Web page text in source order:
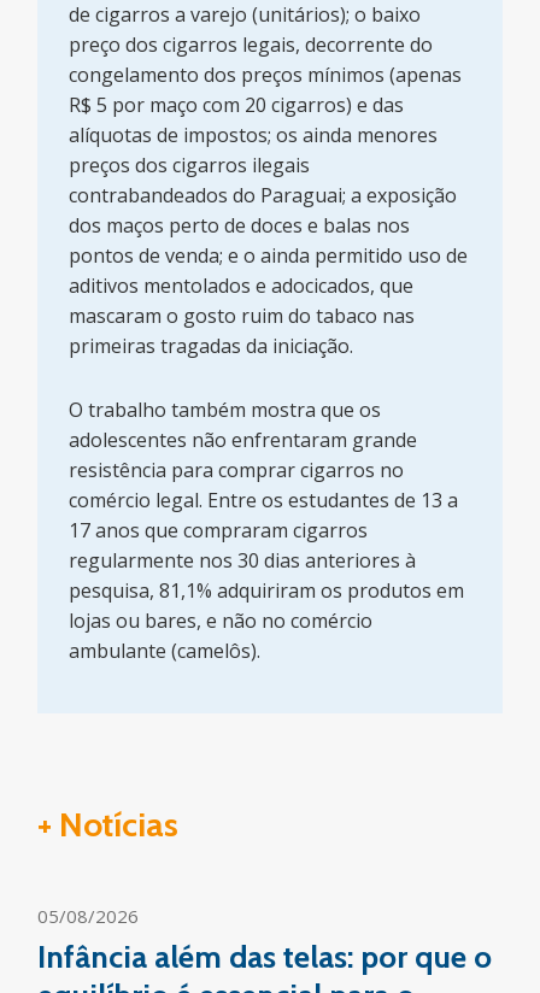
de cigarros a varejo (unitários); o baixo
preço dos cigarros legais, decorrente do
congelamento dos preços mínimos (apenas
R$ 5 por maço com 20 cigarros) e das
alíquotas de impostos; os ainda menores
preços dos cigarros ilegais
contrabandeados do Paraguai; a exposição
dos maços perto de doces e balas nos
pontos de venda; e o ainda permitido uso de
aditivos mentolados e adocicados, que
mascaram o gosto ruim do tabaco nas
primeiras tragadas da iniciação.
O trabalho também mostra que os
adolescentes não enfrentaram grande
resistência para comprar cigarros no
comércio legal. Entre os estudantes de 13 a
17 anos que compraram cigarros
regularmente nos 30 dias anteriores à
pesquisa, 81,1% adquiriram os produtos em
lojas ou bares, e não no comércio
ambulante (camelôs).
+ Notícias
05/08/2026
Infância além das telas: por que o